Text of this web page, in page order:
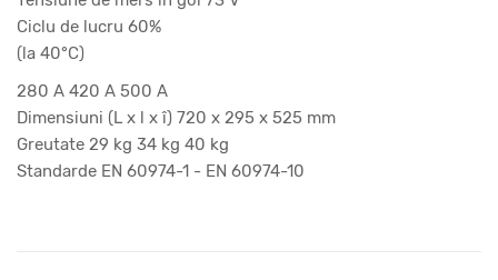
Ciclu de lucru 60%
(la 40°C)
280 A 420 A 500 A
Dimensiuni (L x l x î) 720 x 295 x 525 mm
Greutate 29 kg 34 kg 40 kg
Standarde EN 60974-1 - EN 60974-10